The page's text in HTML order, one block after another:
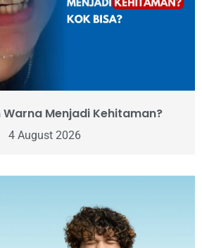
Warna Menjadi Kehitaman?
4 August 2026